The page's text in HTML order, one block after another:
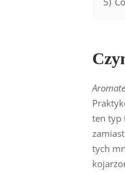
ten typ
tych